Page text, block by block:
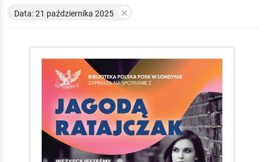
Data: 21 października 2025 